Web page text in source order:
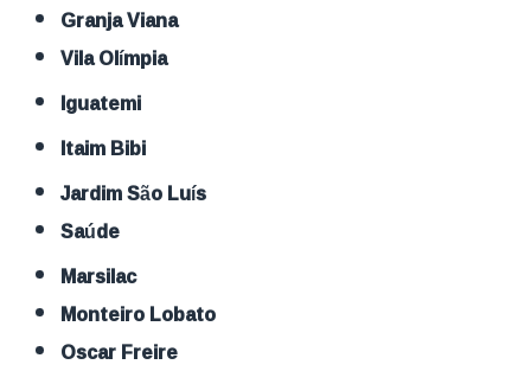
Granja Viana
Vila Olímpia
Iguatemi
Itaim Bibi
Jardim São Luís
Saúde
Marsilac
Monteiro Lobato
Oscar Freire